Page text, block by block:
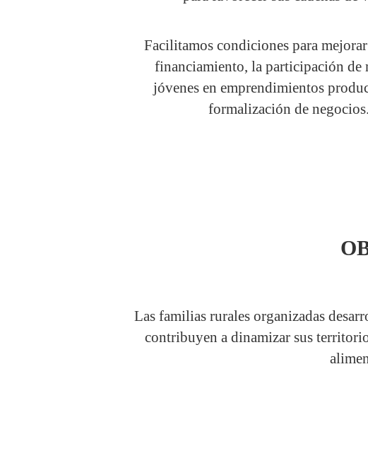
Facilitamos condiciones para mejorar
financiamiento, la participación de
jóvenes en emprendimientos
formalización de negocios.
Las familias rurales organizadas
contribuyen a dinamizar sus